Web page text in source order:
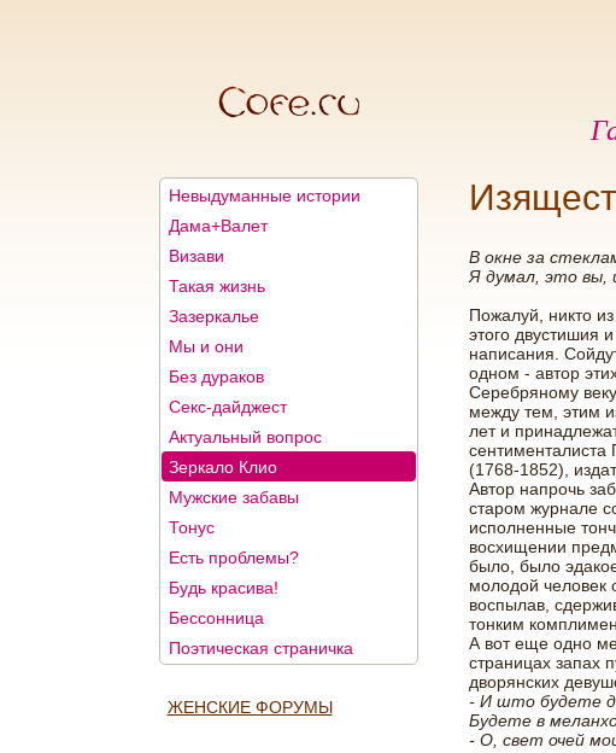
Невыдуманные истории
Дама+Валет
Визави
Такая жизнь
Зазеркалье
Мы и они
Без дураков
Секс-дайджест
Актуальный вопрос
Зеркало Клио
Мужские забавы
Тонус
Есть проблемы?
Будь красива!
Бессонница
Поэтическая страничка
ЖЕНСКИЕ ФОРУМЫ
В окне за
Я думал, это вы,
Пожалуй, никто
этого двустишия
написания.
одном - автор
Серебряному
между тем, этим
лет и
(1768-1852),
Автор напрочь
старом журнале
исполненные
восхищении
было, было
молодой человек
воспылав,
тонким
А вот еще одно
страницах запах
дворянских
- И што будете
Будете в
- О, свет очей